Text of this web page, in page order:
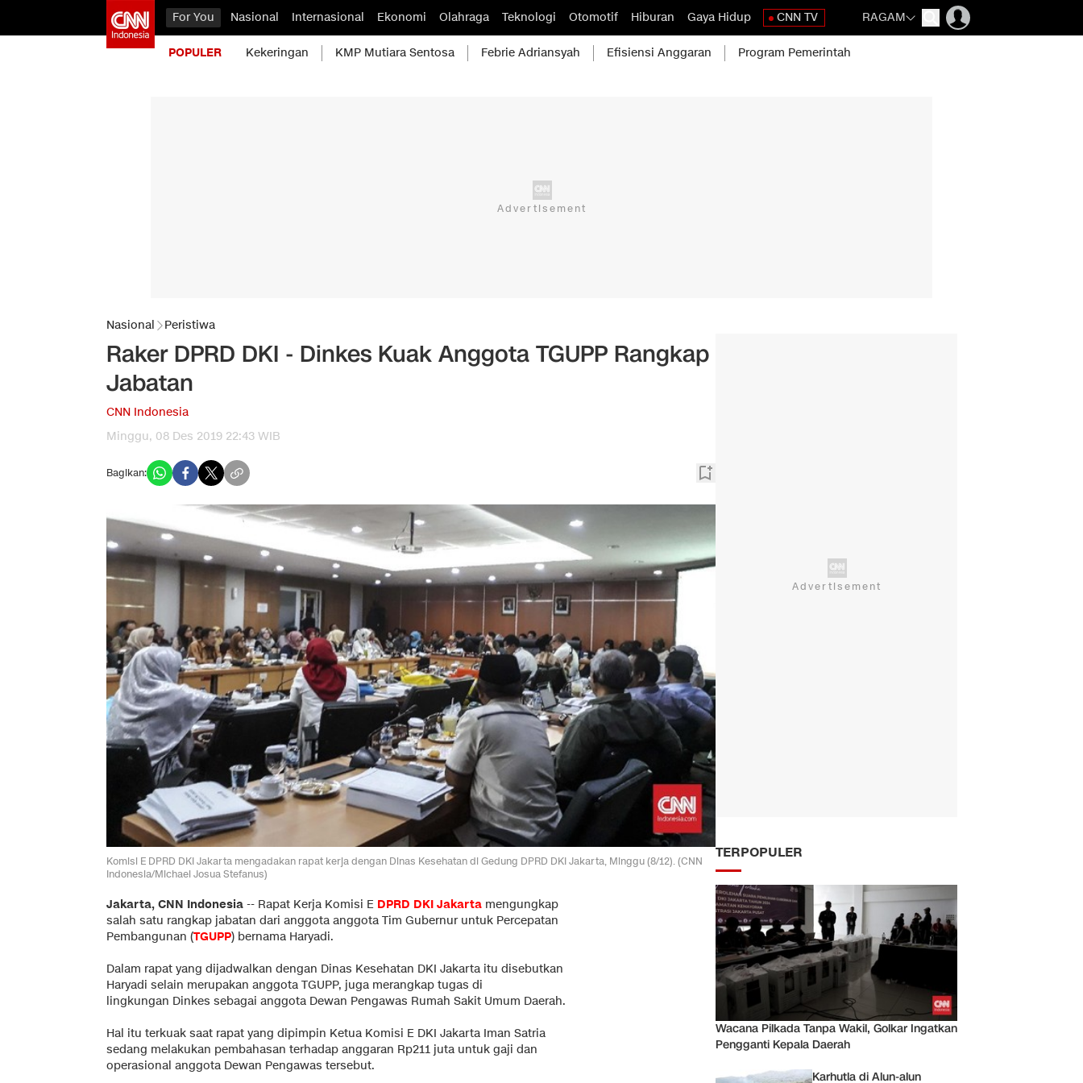
For You Nasional Internasional Ekonomi Olahraga Teknologi Otomotif Hiburan Gaya Hidup CNN TV RAGAM
POPULER Kekeringan KMP Mutiara Sentosa Febrie Adriansyah Efisiensi Anggaran Program Pemerintah
Nasional Peristiwa
Raker DPRD DKI - Dinkes Kuak Anggota TGUPP Rangkap
Jabatan
CNN Indonesia
Minggu, 08 Des 2019 22:43 WIB
Bagikan:
Komisi E DPRD DKI Jakarta mengadakan rapat kerja dengan Dinas Kesehatan di Gedung DPRD DKI Jakarta, Minggu (8/12). (CNN
Indonesia/Michael Josua Stefanus)
Jakarta, CNN Indonesia -- Rapat Kerja Komisi E DPRD DKI Jakarta mengungkap
salah satu rangkap jabatan dari anggota anggota Tim Gubernur untuk Percepatan
Pembangunan (TGUPP) bernama Haryadi.
Dalam rapat yang dijadwalkan dengan Dinas Kesehatan DKI Jakarta itu disebutkan
Haryadi selain merupakan anggota TGUPP, juga merangkap tugas di
lingkungan Dinkes sebagai anggota Dewan Pengawas Rumah Sakit Umum Daerah.
Hal itu terkuak saat rapat yang dipimpin Ketua Komisi E DKI Jakarta Iman Satria
sedang melakukan pembahasan terhadap anggaran Rp211 juta untuk gaji dan
operasional anggota Dewan Pengawas tersebut.
TERPOPULER
Wacana Pilkada Tanpa Wakil, Golkar Ingatkan
Pengganti Kepala Daerah
Karhutla di Alun-alun